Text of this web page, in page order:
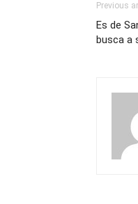
Previous
Es de
busca a